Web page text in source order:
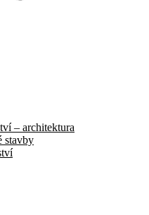
– architektura
stavby